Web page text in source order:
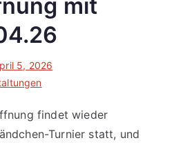
mit
5, 2026
findet wieder
Turnier statt, und